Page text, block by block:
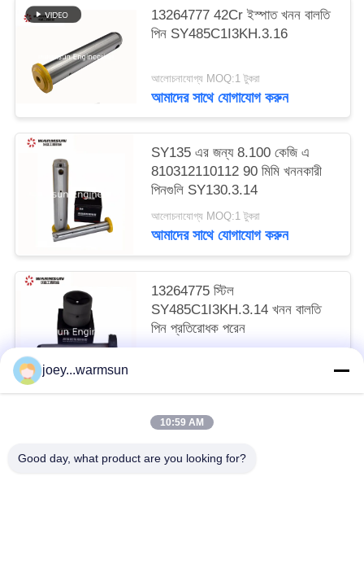
13264777 42Cr ইস্পাত খনন বালতি
পিন SY485C1I3KH.3.16
আলোচনাযোগ্য MOQ:1 টুকরা
আমাদের সাথে যোগাযোগ করুন
SY135 এর জন্য 8.100 কেজি এ
810312110112 90 মিমি খননকারী
পিনগুলি SY130.3.14
আলোচনাযোগ্য MOQ:1 টুকরা
আমাদের সাথে যোগাযোগ করুন
13264775 স্টিল
SY485C1I3KH.3.14 খনন বালতি
পিন প্রতিরোধক পরেন
joey...warmsun
10:59 AM
Good day, what product are you looking for?